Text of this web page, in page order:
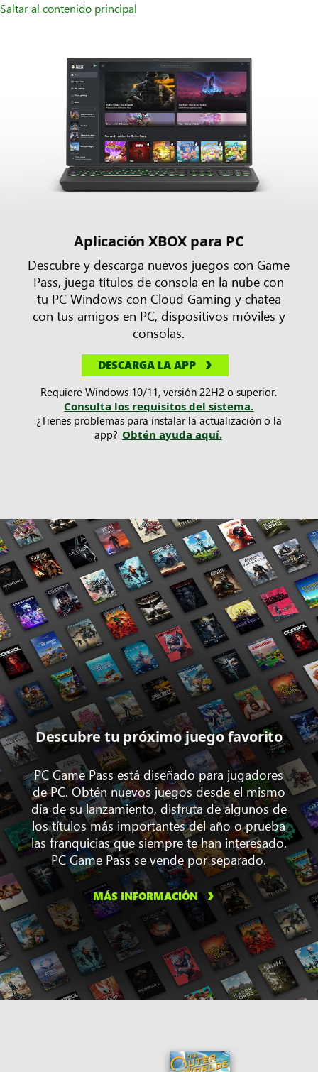
Saltar al contenido principal
Aplicación XBOX para PC
Descubre y descarga nuevos juegos con Game
Pass, juega títulos de consola en la nube con
tu PC Windows con Cloud Gaming y chatea
con tus amigos en PC, dispositivos móviles y
consolas.
DESCARGA LA APP
Requiere Windows 10/11, versión 22H2 o superior.
Consulta los requisitos del sistema.
¿Tienes problemas para instalar la actualización o la
app? Obtén ayuda aquí.
Descubre tu próximo juego favorito
PC Game Pass está diseñado para jugadores
de PC. Obtén nuevos juegos desde el mismo
día de su lanzamiento, disfruta de algunos de
los títulos más importantes del año o prueba
las franquicias que siempre te han interesado.
PC Game Pass se vende por separado.
MÁS INFORMACIÓN